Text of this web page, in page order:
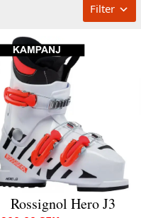
Filter
Rossignol Hero J3